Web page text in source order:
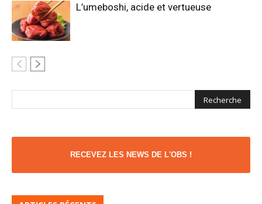
L’umeboshi, acide et vertueuse
RECEVEZ LES NEWS DE L'OBS !